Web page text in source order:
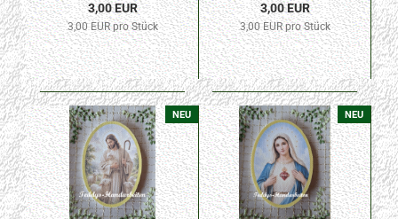
3,00 EUR
3,00 EUR pro Stück
3,00 EUR
3,00 EUR pro Stück
NEU NEU